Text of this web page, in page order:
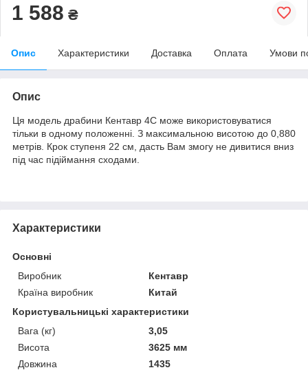
1 588 ₴
Опис Характеристики Доставка Оплата Умови
Опис
Ця модель драбини Кентавр 4С може використовуватися
тільки в одному положенні. З максимальною висотою до 0,880
метрів. Крок ступеня 22 см, дасть Вам змогу не дивитися вниз
під час підіймання сходами.
Характеристики
Основні
Виробник
Кентавр
Країна виробник
Китай
Користувальницькі характеристики
Вага (кг)
3,05
Висота
3625 мм
Довжина
1435